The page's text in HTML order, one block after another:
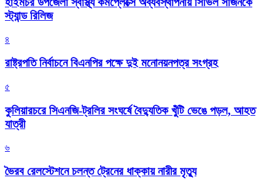
স্ট্যান্ড রিলিজ
৪
রাষ্ট্রপতি নির্বাচনে বিএনপির পক্ষে দুই মনোনয়নপত্র সংগ্রহ
৫
কুলিয়ারচরে সিএনজি-ট্রলির সংঘর্ষে বৈদ্যুতিক খুঁটি ভেঙে পড়ল, আহত
যাত্রী
৬
ভৈরব রেলস্টেশনে চলন্ত ট্রেনের ধাক্কায় নারীর মৃত্যু